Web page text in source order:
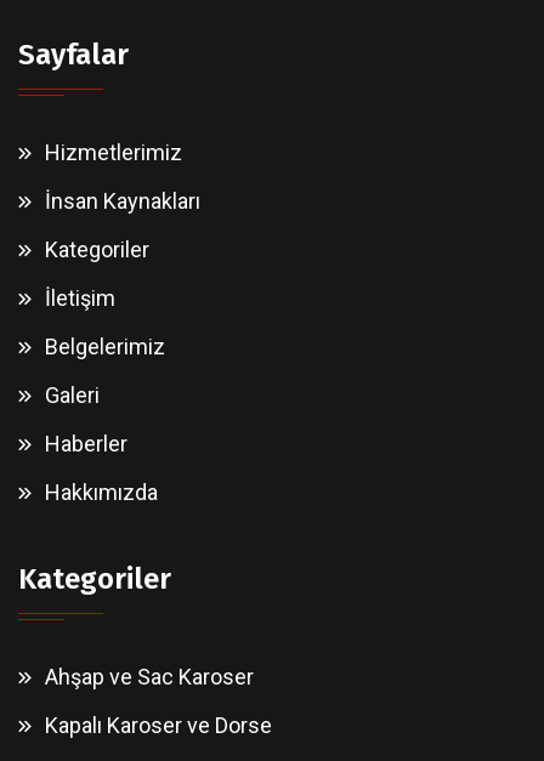
Sayfalar
Hizmetlerimiz
İnsan Kaynakları
Kategoriler
İletişim
Belgelerimiz
Galeri
Haberler
Hakkımızda
Kategoriler
Ahşap ve Sac Karoser
Kapalı Karoser ve Dorse